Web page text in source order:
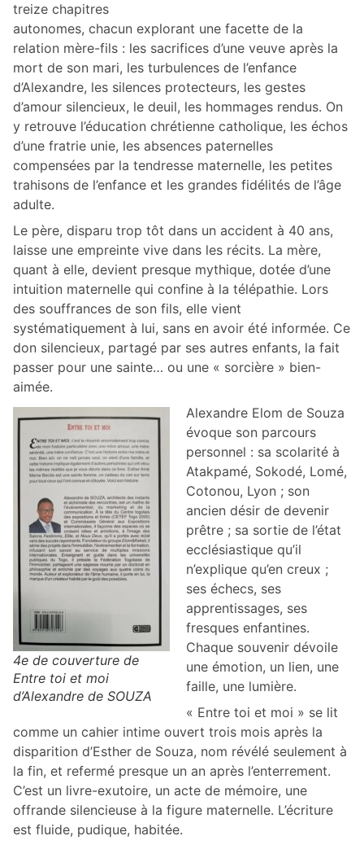
treize chapitres
autonomes, chacun explorant une facette de la
relation mère-fils : les sacrifices d’une veuve après la
mort de son mari, les turbulences de l’enfance
d’Alexandre, les silences protecteurs, les gestes
d’amour silencieux, le deuil, les hommages rendus. On
y retrouve l’éducation chrétienne catholique, les échos
d’une fratrie unie, les absences paternelles
compensées par la tendresse maternelle, les petites
trahisons de l’enfance et les grandes fidélités de l’âge
adulte.
Le père, disparu trop tôt dans un accident à 40 ans,
laisse une empreinte vive dans les récits. La mère,
quant à elle, devient presque mythique, dotée d’une
intuition maternelle qui confine à la télépathie. Lors
des souffrances de son fils, elle vient
systématiquement à lui, sans en avoir été informée. Ce
don silencieux, partagé par ses autres enfants, la fait
passer pour une sainte… ou une « sorcière » bien-
aimée.
4e de couverture de
Entre toi et moi
d’Alexandre de SOUZA
Alexandre Elom de Souza
évoque son parcours
personnel : sa scolarité à
Atakpamé, Sokodé, Lomé,
Cotonou, Lyon ; son
ancien désir de devenir
prêtre ; sa sortie de l’état
ecclésiastique qu’il
n’explique qu’en creux ;
ses échecs, ses
apprentissages, ses
fresques enfantines.
Chaque souvenir dévoile
une émotion, un lien, une
faille, une lumière.
« Entre toi et moi » se lit
comme un cahier intime ouvert trois mois après la
disparition d’Esther de Souza, nom révélé seulement à
la fin, et refermé presque un an après l’enterrement.
C’est un livre-exutoire, un acte de mémoire, une
offrande silencieuse à la figure maternelle. L’écriture
est fluide, pudique, habitée.